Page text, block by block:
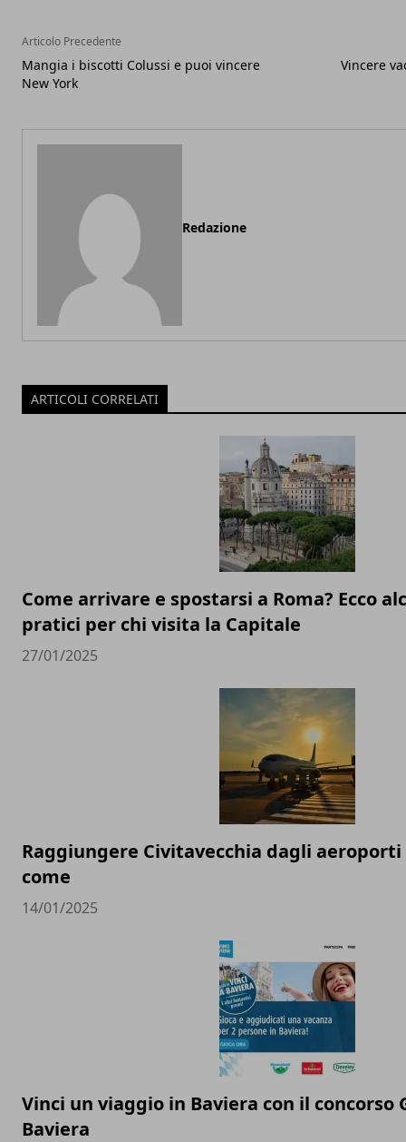
Articolo Precedente
Mangia i biscotti Colussi e puoi vincere
New York
Vincere
Redazione
ARTICOLI CORRELATI
Come arrivare e spostarsi a Roma? Ecco
pratici per chi visita la Capitale
27/01/2025
Raggiungere Civitavecchia dagli aeroporti
come
14/01/2025
Vinci un viaggio in Baviera con il concorso
Baviera